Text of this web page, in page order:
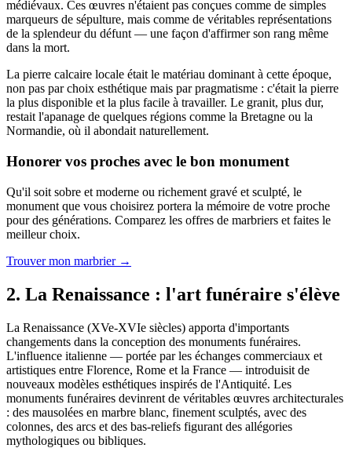
médiévaux. Ces œuvres n'étaient pas conçues comme de simples
marqueurs de sépulture, mais comme de véritables représentations
de la splendeur du défunt — une façon d'affirmer son rang même
dans la mort.
La pierre calcaire locale était le matériau dominant à cette époque,
non pas par choix esthétique mais par pragmatisme : c'était la pierre
la plus disponible et la plus facile à travailler. Le granit, plus dur,
restait l'apanage de quelques régions comme la Bretagne ou la
Normandie, où il abondait naturellement.
Honorer vos proches avec le bon monument
Qu'il soit sobre et moderne ou richement gravé et sculpté, le
monument que vous choisirez portera la mémoire de votre proche
pour des générations. Comparez les offres de marbriers et faites le
meilleur choix.
Trouver mon marbrier →
2. La Renaissance : l'art funéraire s'élève
La Renaissance (XVe-XVIe siècles) apporta d'importants
changements dans la conception des monuments funéraires.
L'influence italienne — portée par les échanges commerciaux et
artistiques entre Florence, Rome et la France — introduisit de
nouveaux modèles esthétiques inspirés de l'Antiquité. Les
monuments funéraires devinrent de véritables œuvres architecturales
: des mausolées en marbre blanc, finement sculptés, avec des
colonnes, des arcs et des bas-reliefs figurant des allégories
mythologiques ou bibliques.